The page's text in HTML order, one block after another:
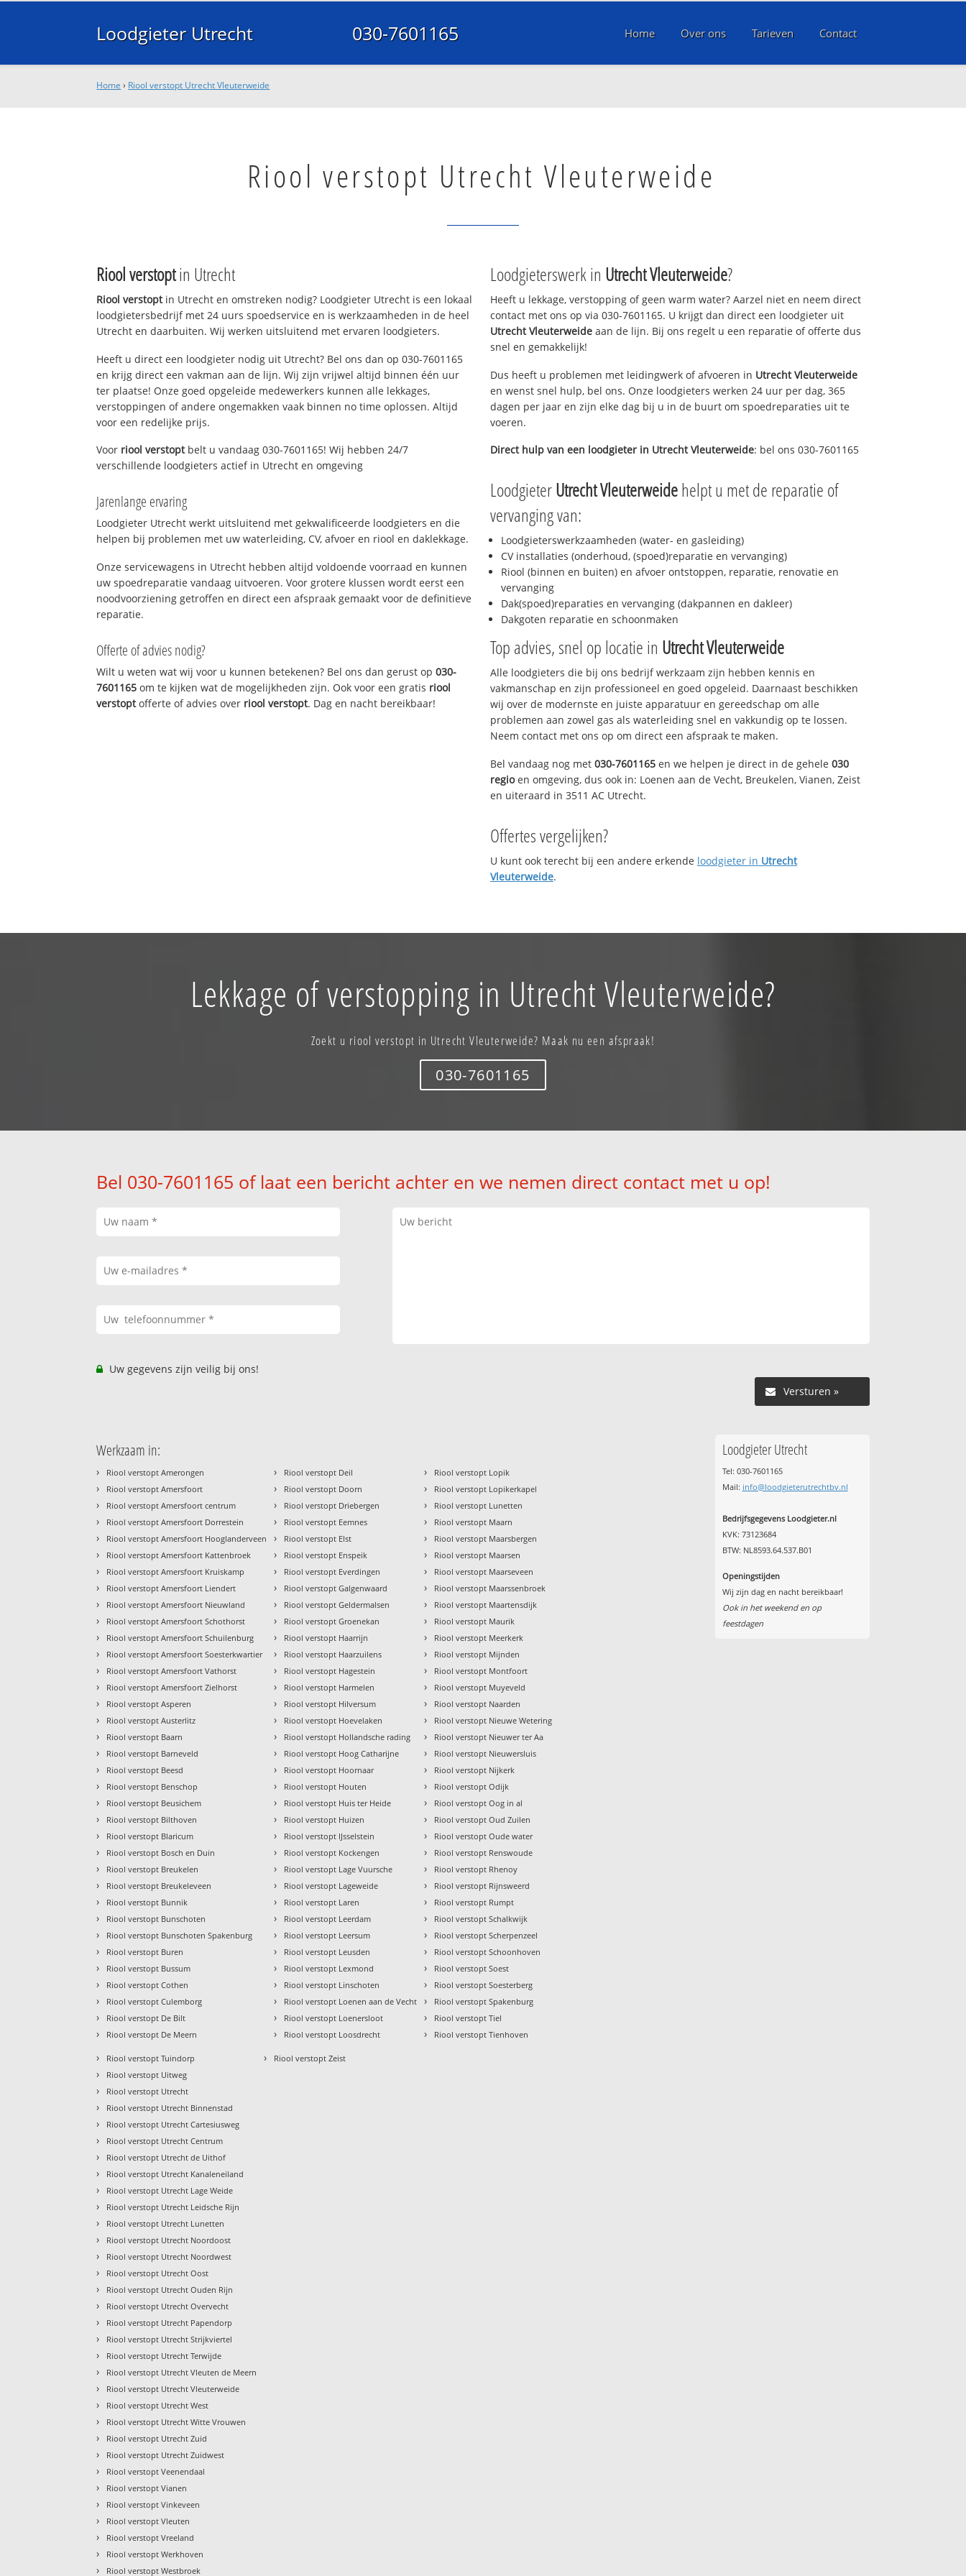
Loodgieter Utrecht 030-7601165 Home Over ons Tarieven Contact
Home › Riool verstopt Utrecht Vleuterweide
Riool verstopt Utrecht Vleuterweide
Riool verstoptin Utrecht
Riool verstoptin Utrecht en omstreken nodig? Loodgieter Utrecht is een lokaal
loodgietersbedrijf met 24 uurs spoedservice en is werkzaamheden in de heel
Utrecht en daarbuiten. Wij werken uitsluitend met ervaren loodgieters.
Heeft u direct een loodgieter nodig uit Utrecht? Bel ons dan op 030-7601165
en krijg direct een vakman aan de lijn. Wij zijn vrijwel altijd binnen één uur
ter plaatse! Onze goed opgeleide medewerkers kunnen alle lekkages,
verstoppingen of andere ongemakken vaak binnen no time oplossen. Altijd
voor een redelijke prijs.
Voor riool verstoptbelt u vandaag 030-7601165! Wij hebben 24/7
verschillende loodgieters actief in Utrecht en omgeving
Jarenlange ervaring
Loodgieter Utrecht werkt uitsluitend met gekwalificeerde loodgieters en die
helpen bij problemen met uw waterleiding, CV, afvoer en riool en daklekkage.
Onze servicewagens in Utrecht hebben altijd voldoende voorraad en kunnen
uw spoedreparatie vandaag uitvoeren. Voor grotere klussen wordt eerst een
noodvoorziening getroffen en direct een afspraak gemaakt voor de definitieve
reparatie.
Offerte of advies nodig?
Wilt u weten wat wij voor u kunnen betekenen? Bel ons dan gerust op030-
7601165 om te kijken wat de mogelijkheden zijn. Ook voor een gratis riool
verstoptofferte of advies over riool verstopt. Dag en nacht bereikbaar!
Loodgieterswerk in Utrecht Vleuterweide?
Heeft u lekkage, verstopping of geen warm water? Aarzel niet en neem direct
contact met ons op via 030-7601165. U krijgt dan direct een loodgieter uit
Utrecht Vleuterweide aan de lijn. Bij ons regelt u een reparatie of offerte dus
snel en gemakkelijk!
Dus heeft u problemen met leidingwerk of afvoeren in Utrecht Vleuterweide
en wenst snel hulp, bel ons. Onze loodgieters werken 24 uur per dag, 365
dagen per jaar en zijn elke dag bij u in de buurt om spoedreparaties uit te
voeren.
Direct hulp van een loodgieter in Utrecht Vleuterweide: bel ons 030-7601165
LoodgieterUtrecht Vleuterweidehelpt u met de reparatie of
vervanging van:
Loodgieterswerkzaamheden (water- en gasleiding)
CV installaties (onderhoud, (spoed)reparatie en vervanging)
Riool (binnen en buiten) en afvoer ontstoppen, reparatie, renovatie en
vervanging
Dak(spoed)reparaties en vervanging (dakpannen en dakleer)
Dakgoten reparatie en schoonmaken
Top advies, snel op locatie in Utrecht Vleuterweide
Alle loodgieters die bij ons bedrijf werkzaam zijn hebben kennis en
vakmanschap en zijn professioneel en goed opgeleid. Daarnaast beschikken
wij over de modernste en juiste apparatuur en gereedschap om alle
problemen aan zowel gas als waterleiding snel en vakkundig op te lossen.
Neem contact met ons op om direct een afspraak te maken.
Bel vandaag nog met 030-7601165 en we helpen je direct in de gehele 030
regioen omgeving, dus ook in: Loenen aan de Vecht, Breukelen, Vianen, Zeist
en uiteraard in 3511 AC Utrecht.
Offertes vergelijken?
U kunt ook terecht bij een andere erkende loodgieter in Utrecht
Vleuterweide.
Lekkage of verstopping in Utrecht Vleuterweide?
Zoekt u riool verstopt in Utrecht Vleuterweide? Maak nu een afspraak!
030-7601165
Bel 030-7601165 of laat een bericht achter en we nemen direct contact met u op!
Uw gegevens zijn veilig bij ons!
Versturen »
Werkzaam in:
› Riool verstopt Amerongen
› Riool verstopt Amersfoort
› Riool verstopt Amersfoort centrum
› Riool verstopt Amersfoort Dorrestein
› Riool verstopt Amersfoort Hooglanderveen
› Riool verstopt Amersfoort Kattenbroek
› Riool verstopt Amersfoort Kruiskamp
› Riool verstopt Amersfoort Liendert
› Riool verstopt Amersfoort Nieuwland
› Riool verstopt Amersfoort Schothorst
› Riool verstopt Amersfoort Schuilenburg
› Riool verstopt Amersfoort Soesterkwartier
› Riool verstopt Amersfoort Vathorst
› Riool verstopt Amersfoort Zielhorst
› Riool verstopt Asperen
› Riool verstopt Austerlitz
› Riool verstopt Baarn
› Riool verstopt Barneveld
› Riool verstopt Beesd
› Riool verstopt Benschop
› Riool verstopt Beusichem
› Riool verstopt Bilthoven
› Riool verstopt Blaricum
› Riool verstopt Bosch en Duin
› Riool verstopt Breukelen
› Riool verstopt Breukeleveen
› Riool verstopt Bunnik
› Riool verstopt Bunschoten
› Riool verstopt Bunschoten Spakenburg
› Riool verstopt Buren
› Riool verstopt Bussum
› Riool verstopt Cothen
› Riool verstopt Culemborg
› Riool verstopt De Bilt
› Riool verstopt De Meern
› Riool verstopt Deil
› Riool verstopt Doorn
› Riool verstopt Driebergen
› Riool verstopt Eemnes
› Riool verstopt Elst
› Riool verstopt Enspeik
› Riool verstopt Everdingen
› Riool verstopt Galgenwaard
› Riool verstopt Geldermalsen
› Riool verstopt Groenekan
› Riool verstopt Haarrijn
› Riool verstopt Haarzuilens
› Riool verstopt Hagestein
› Riool verstopt Harmelen
› Riool verstopt Hilversum
› Riool verstopt Hoevelaken
› Riool verstopt Hollandsche rading
› Riool verstopt Hoog Catharijne
› Riool verstopt Hoornaar
› Riool verstopt Houten
› Riool verstopt Huis ter Heide
› Riool verstopt Huizen
› Riool verstopt IJsselstein
› Riool verstopt Kockengen
› Riool verstopt Lage Vuursche
› Riool verstopt Lageweide
› Riool verstopt Laren
› Riool verstopt Leerdam
› Riool verstopt Leersum
› Riool verstopt Leusden
› Riool verstopt Lexmond
› Riool verstopt Linschoten
› Riool verstopt Loenen aan de Vecht
› Riool verstopt Loenersloot
› Riool verstopt Loosdrecht
› Riool verstopt Lopik
› Riool verstopt Lopikerkapel
› Riool verstopt Lunetten
› Riool verstopt Maarn
› Riool verstopt Maarsbergen
› Riool verstopt Maarsen
› Riool verstopt Maarseveen
› Riool verstopt Maarssenbroek
› Riool verstopt Maartensdijk
› Riool verstopt Maurik
› Riool verstopt Meerkerk
› Riool verstopt Mijnden
› Riool verstopt Montfoort
› Riool verstopt Muyeveld
› Riool verstopt Naarden
› Riool verstopt Nieuwe Wetering
› Riool verstopt Nieuwer ter Aa
› Riool verstopt Nieuwersluis
› Riool verstopt Nijkerk
› Riool verstopt Odijk
› Riool verstopt Oog in al
› Riool verstopt Oud Zuilen
› Riool verstopt Oude water
› Riool verstopt Renswoude
› Riool verstopt Rhenoy
› Riool verstopt Rijnsweerd
› Riool verstopt Rumpt
› Riool verstopt Schalkwijk
› Riool verstopt Scherpenzeel
› Riool verstopt Schoonhoven
› Riool verstopt Soest
› Riool verstopt Soesterberg
› Riool verstopt Spakenburg
› Riool verstopt Tiel
› Riool verstopt Tienhoven
› Riool verstopt Tuindorp
› Riool verstopt Uitweg
› Riool verstopt Utrecht
› Riool verstopt Utrecht Binnenstad
› Riool verstopt Utrecht Cartesiusweg
› Riool verstopt Utrecht Centrum
› Riool verstopt Utrecht de Uithof
› Riool verstopt Utrecht Kanaleneiland
› Riool verstopt Utrecht Lage Weide
› Riool verstopt Utrecht Leidsche Rijn
› Riool verstopt Utrecht Lunetten
› Riool verstopt Utrecht Noordoost
› Riool verstopt Utrecht Noordwest
› Riool verstopt Utrecht Oost
› Riool verstopt Utrecht Ouden Rijn
› Riool verstopt Utrecht Overvecht
› Riool verstopt Utrecht Papendorp
› Riool verstopt Utrecht Strijkviertel
› Riool verstopt Utrecht Terwijde
› Riool verstopt Utrecht Vleuten de Meern
› Riool verstopt Utrecht Vleuterweide
› Riool verstopt Utrecht West
› Riool verstopt Utrecht Witte Vrouwen
› Riool verstopt Utrecht Zuid
› Riool verstopt Utrecht Zuidwest
› Riool verstopt Veenendaal
› Riool verstopt Vianen
› Riool verstopt Vinkeveen
› Riool verstopt Vleuten
› Riool verstopt Vreeland
› Riool verstopt Werkhoven
› Riool verstopt Westbroek
› Riool verstopt Zeist
Loodgieter Utrecht
Tel: 030-7601165
Mail: info@loodgieterutrechtbv.nl
Bedrijfsgegevens Loodgieter.nl
KVK: 73123684
BTW: NL8593.64.537.B01
Openingstijden
Wij zijn dag en nacht bereikbaar!
Ook in het weekend en op
feestdagen